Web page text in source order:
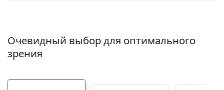
Очевидный выбор для оптимального
зрения